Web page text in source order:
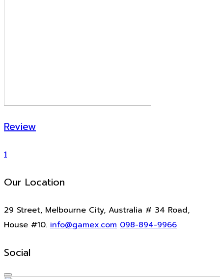
Review
1
Our Location
29 Street, Melbourne City, Australia # 34 Road,
House #10. info@gamex.com 098-894-9966
Social